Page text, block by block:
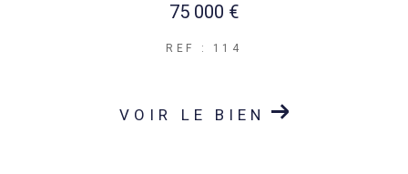
75 000 €
REF : 114
VOIR LE BIEN